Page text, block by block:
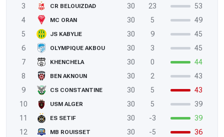
3
CR BELOUIZDAD 30 23
53
4
MC ORAN 30 5
49
5
JS KABYLIE 30 9
45
6
OLYMPIQUE AKBOU 30 3
45
7
KHENCHELA 30 0
44
8
BEN AKNOUN 30 2
43
9
CS CONSTANTINE 30 5
43
10
USM ALGER 30 5
39
11
ES SETIF 30 -3
39
12
MB ROUISSET 30 -5
36